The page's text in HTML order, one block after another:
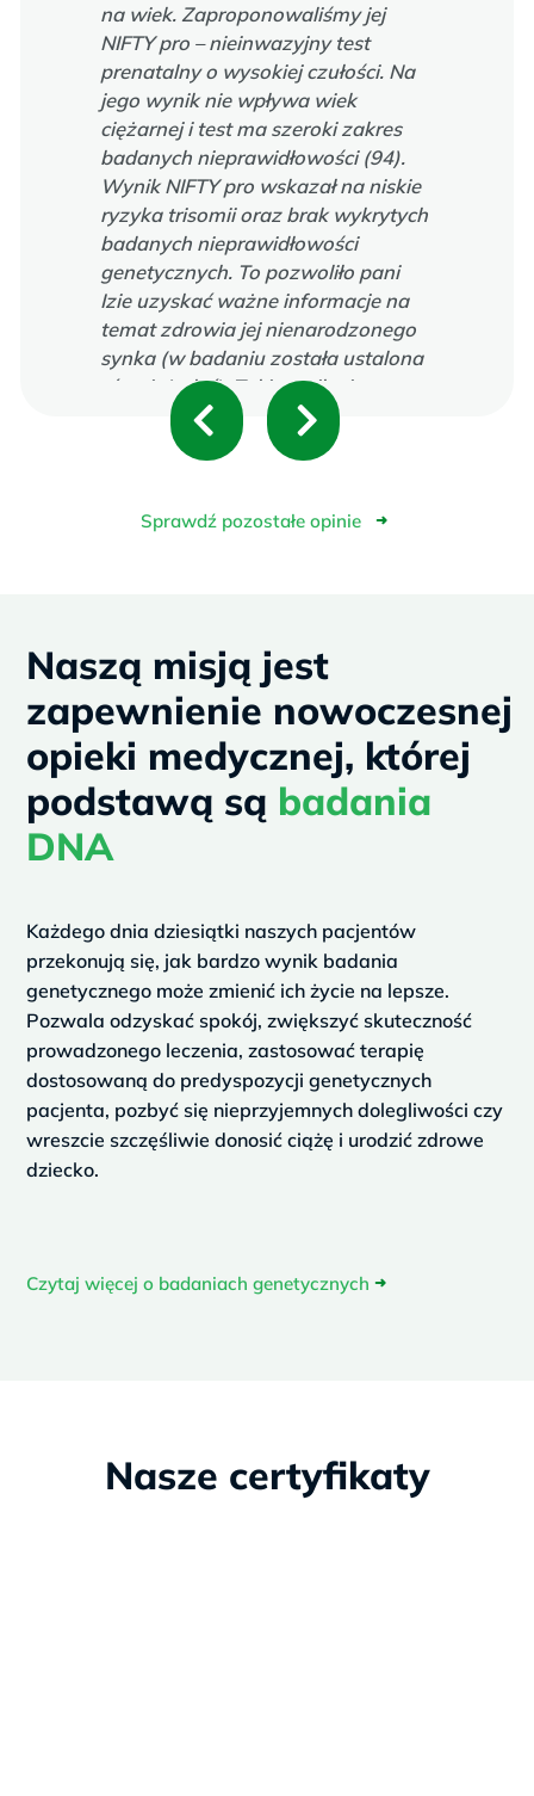
na wiek. Zaproponowaliśmy jej
NIFTY pro – nieinwazyjny test
prenatalny o wysokiej czułości. Na
jego wynik nie wpływa wiek
ciężarnej i test ma szeroki zakres
badanych nieprawidłowości (94).
Wynik NIFTY pro wskazał na niskie
ryzyka trisomii oraz brak wykrytych
badanych nieprawidłowości
genetycznych. To pozwoliło pani
Izie uzyskać ważne informacje na
temat zdrowia jej nienarodzonego
synka (w badaniu została ustalona
również płeć). Taki wynik nie
wymagał potwierdzenia badaniem
inwazyjnym, dlatego pani Iza nie
P
r
e
o
u
s
N
e
x
Sprawdź pozostałe opinie ➜
Naszą misją jest
zapewnienie nowoczesnej
opieki medycznej, której
podstawą są badania
DNA
Każdego dnia dziesiątki naszych pacjentów
przekonują się, jak bardzo wynik badania
genetycznego może zmienić ich życie na lepsze.
Pozwala odzyskać spokój, zwiększyć skuteczność
prowadzonego leczenia, zastosować terapię
dostosowaną do predyspozycji genetycznych
pacjenta, pozbyć się nieprzyjemnych dolegliwości czy
wreszcie szczęśliwie donosić ciążę i urodzić zdrowe
dziecko.
Czytaj więcej o badaniach genetycznych ➜
Nasze certyfikaty